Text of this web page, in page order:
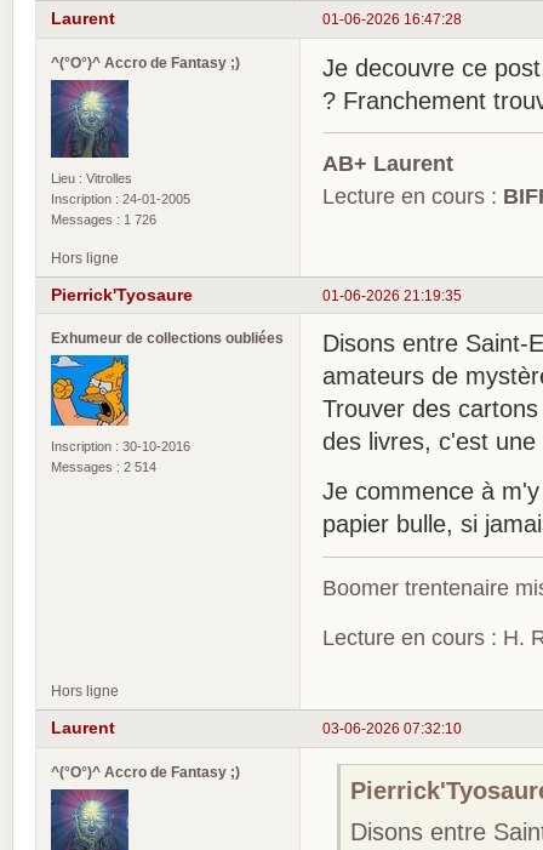
01-06-2026 16:47:28
Laurent
^(°O°)^ Accro de Fantasy ;)
Lieu : Vitrolles
Inscription : 24-01-2005
Messages : 1 726
Je decouvre ce
? Franchement
AB+ Laurent
Lecture en cours :
Hors ligne
01-06-2026 21:19:35
Pierrick'Tyosaure
Exhumeur de collections oubliées
Inscription : 30-10-2016
Messages : 2 514
Disons entre Saint-
amateurs de
Trouver des
des livres, c'est
Je commence à
papier bulle, si
Boomer trentenaire
Lecture en cours : H.
Hors ligne
03-06-2026 07:32:10
Laurent
^(°O°)^ Accro de Fantasy ;)
Disons entre